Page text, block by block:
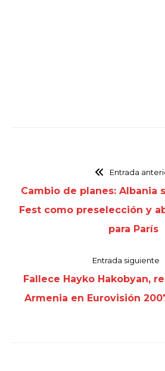
Entrada
Cambio de planes: Albania
Fest como preselección y
para París
Entrada siguiente
Fallece Hayko Hakobyan,
Armenia en Eurovisión